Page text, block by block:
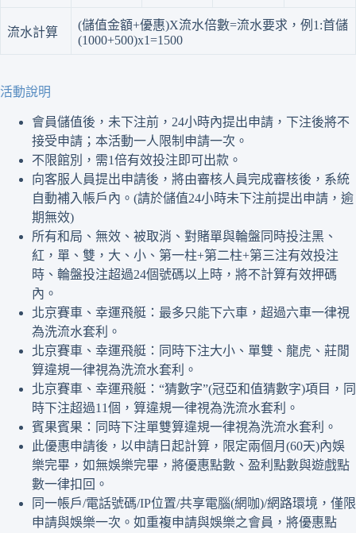
流水計算
(儲值金額+優惠)X流水倍數=流水要求，例1:首儲
(1000+500)x1=1500
活動說明
會員儲值後，未下注前，24小時內提出申請，下注後將不
接受申請；本活動一人限制申請一次。
不限館別，需1倍有效投注即可出款。
向客服人員提出申請後，將由審核人員完成審核後，系統
自動補入帳戶內。(請於儲值24小時未下注前提出申請，逾
期無效)
所有和局、無效、被取消、對賭單與輪盤同時投注黑、
紅，單、雙，大、小、第一柱+第二柱+第三注有效投注
時、輪盤投注超過24個號碼以上時，將不計算有效押碼
內。
北京賽車、幸運飛艇：最多只能下六車，超過六車一律視
為洗流水套利。
北京賽車、幸運飛艇：同時下注大小、單雙、龍虎、莊閒
算違規一律視為洗流水套利。
北京賽車、幸運飛艇：“猜數字”(冠亞和值猜數字)項目，同
時下注超過11個，算違規一律視為洗流水套利。
賓果賓果：同時下注單雙算違規一律視為洗流水套利。
此優惠申請後，以申請日起計算，限定兩個月(60天)內娛
樂完畢，如無娛樂完畢，將優惠點數、盈利點數與遊戲點
數一律扣回。
同一帳戶/電話號碼/IP位置/共享電腦(網咖)/網路環境，僅限
申請與娛樂一次。如重複申請與娛樂之會員，將優惠點